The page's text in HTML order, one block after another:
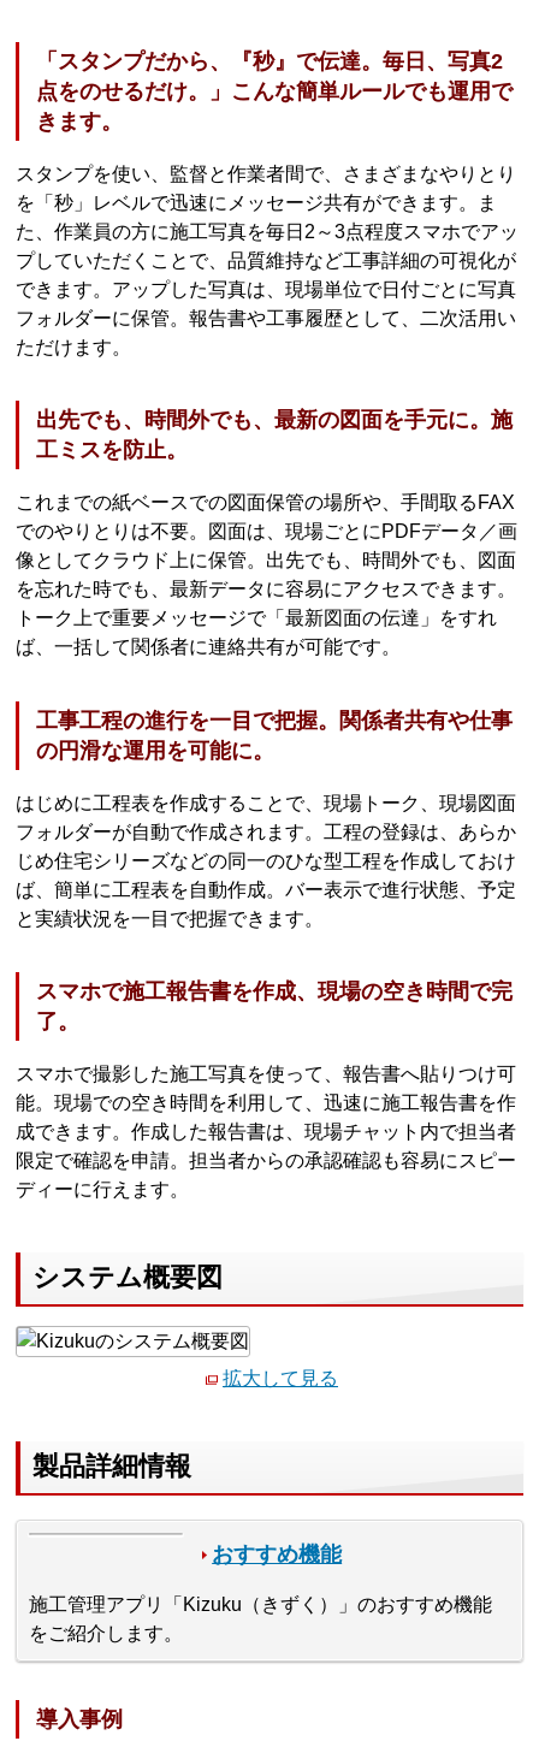
「スタンプだから、『秒』で伝達。毎日、写真2
点をのせるだけ。」こんな簡単ルールでも運用で
きます。
スタンプを使い、監督と作業者間で、さまざまなやりとり
を「秒」レベルで迅速にメッセージ共有ができます。ま
た、作業員の方に施工写真を毎日2～3点程度スマホでアッ
プしていただくことで、品質維持など工事詳細の可視化が
できます。アップした写真は、現場単位で日付ごとに写真
フォルダーに保管。報告書や工事履歴として、二次活用い
ただけます。
出先でも、時間外でも、最新の図面を手元に。施
工ミスを防止。
これまでの紙ベースでの図面保管の場所や、手間取るFAX
でのやりとりは不要。図面は、現場ごとにPDFデータ／画
像としてクラウド上に保管。出先でも、時間外でも、図面
を忘れた時でも、最新データに容易にアクセスできます。
トーク上で重要メッセージで「最新図面の伝達」をすれ
ば、一括して関係者に連絡共有が可能です。
工事工程の進行を一目で把握。関係者共有や仕事
の円滑な運用を可能に。
はじめに工程表を作成することで、現場トーク、現場図面
フォルダーが自動で作成されます。工程の登録は、あらか
じめ住宅シリーズなどの同一のひな型工程を作成しておけ
ば、簡単に工程表を自動作成。バー表示で進行状態、予定
と実績状況を一目で把握できます。
スマホで施工報告書を作成、現場の空き時間で完
了。
スマホで撮影した施工写真を使って、報告書へ貼りつけ可
能。現場での空き時間を利用して、迅速に施工報告書を作
成できます。作成した報告書は、現場チャット内で担当者
限定で確認を申請。担当者からの承認確認も容易にスピー
ディーに行えます。
システム概要図
拡大して見る
製品詳細情報
おすすめ機能
施工管理アプリ「Kizuku（きずく）」のおすすめ機能
をご紹介します。
導入事例